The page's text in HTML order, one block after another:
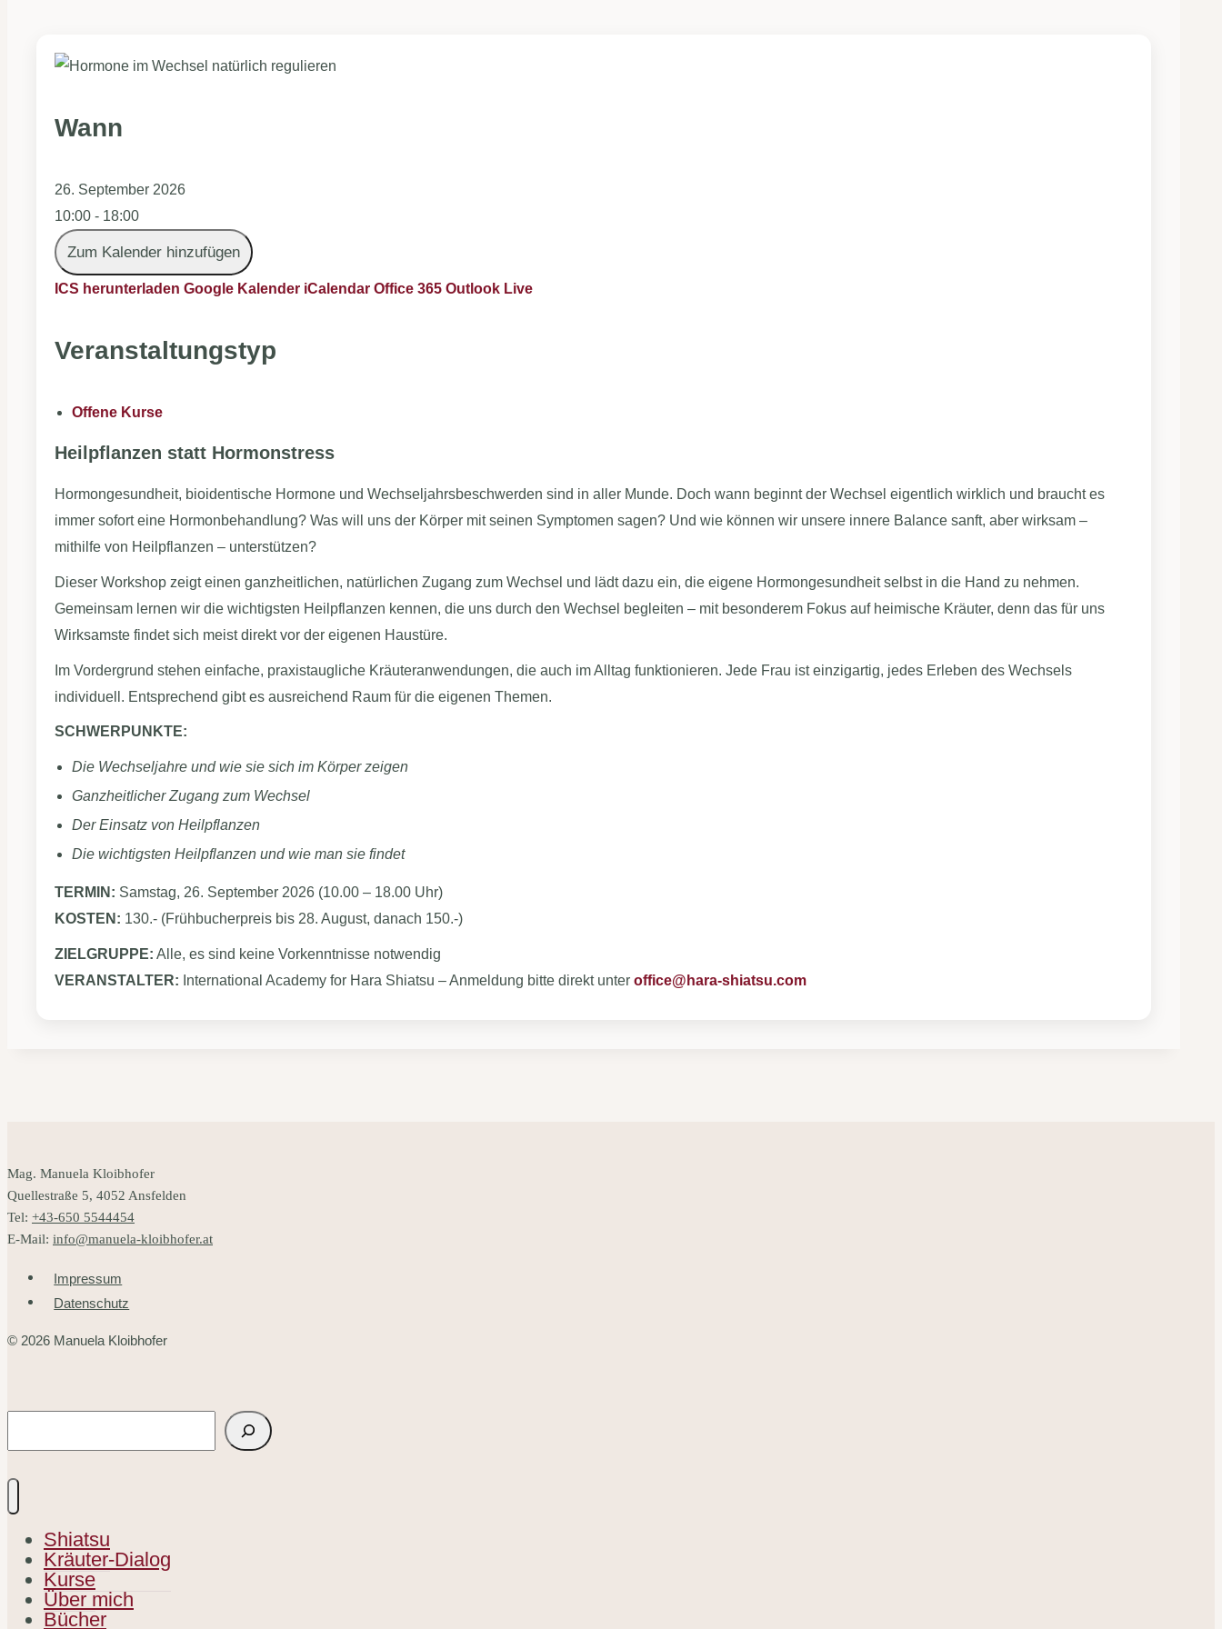
Wann
26. September 2026
10:00 - 18:00
Zum Kalender hinzufügen
ICS herunterladen Google Kalender iCalendar Office 365 Outlook Live
Veranstaltungstyp
Offene Kurse
Heilpflanzen statt Hormonstress
Hormongesundheit, bioidentische Hormone und Wechseljahrsbeschwerden sind in aller Munde. Doch wann beginnt der Wechsel eigentlich wirklich und braucht es
immer sofort eine Hormonbehandlung? Was will uns der Körper mit seinen Symptomen sagen? Und wie können wir unsere innere Balance sanft, aber wirksam –
mithilfe von Heilpflanzen – unterstützen?
Dieser Workshop zeigt einen ganzheitlichen, natürlichen Zugang zum Wechsel und lädt dazu ein, die eigene Hormongesundheit selbst in die Hand zu nehmen.
Gemeinsam lernen wir die wichtigsten Heilpflanzen kennen, die uns durch den Wechsel begleiten – mit besonderem Fokus auf heimische Kräuter, denn das für uns
Wirksamste findet sich meist direkt vor der eigenen Haustüre.
Im Vordergrund stehen einfache, praxistaugliche Kräuteranwendungen, die auch im Alltag funktionieren. Jede Frau ist einzigartig, jedes Erleben des Wechsels
individuell. Entsprechend gibt es ausreichend Raum für die eigenen Themen.
SCHWERPUNKTE:
Die Wechseljahre und wie sie sich im Körper zeigen
Ganzheitlicher Zugang zum Wechsel
Der Einsatz von Heilpflanzen
Die wichtigsten Heilpflanzen und wie man sie findet
TERMIN: Samstag, 26. September 2026 (10.00 – 18.00 Uhr)
KOSTEN: 130.- (Frühbucherpreis bis 28. August, danach 150.-)
ZIELGRUPPE: Alle, es sind keine Vorkenntnisse notwendig
VERANSTALTER: International Academy for Hara Shiatsu – Anmeldung bitte direkt unter office@hara-shiatsu.com
Mag. Manuela Kloibhofer
Quellestraße 5, 4052 Ansfelden
Tel: +43-650 5544454
E-Mail: info@manuela-kloibhofer.at
Impressum
Datenschutz
© 2026 Manuela Kloibhofer
Shiatsu
Kräuter-Dialog
Kurse
Über mich
Bücher